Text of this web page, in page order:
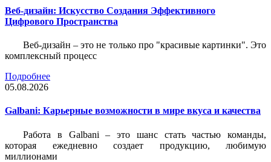
Веб-дизайн: Искусство Создания Эффективного
Цифрового Пространства
Веб-дизайн – это не только про "красивые картинки". Это
комплексный процесс
Подробнее
05.08.2026
Galbani: Карьерные возможности в мире вкуса и качества
Работа в Galbani – это шанс стать частью команды,
которая ежедневно создает продукцию, любимую
миллионами